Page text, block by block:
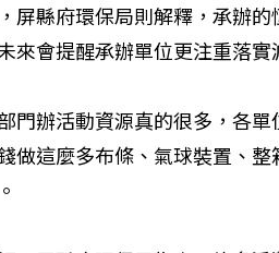
屏縣府環保局則解釋，承辦
來會提醒承辦單位更注重落實
門辦活動資源真的很多，各
做這麼多布條、氣球裝置、